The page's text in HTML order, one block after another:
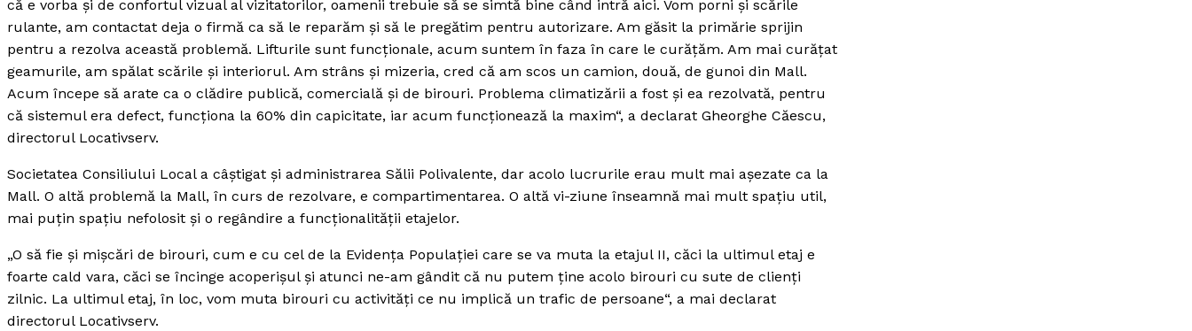
că e vorba şi de confortul vizual al vizitatorilor, oamenii trebuie să se simtă bine când intră aici. Vom porni şi scările
rulante, am contactat deja o firmă ca să le reparăm şi să le pregătim pentru autorizare. Am găsit la primărie sprijin
pentru a rezolva această problemă. Lifturile sunt funcţionale, acum suntem în faza în care le curăţăm. Am mai curăţat
geamurile, am spălat scările şi interiorul. Am strâns şi mizeria, cred că am scos un camion, două, de gunoi din Mall.
Acum începe să arate ca o clădire publică, comercială şi de birouri. Problema climatizării a fost şi ea rezolvată, pentru
că sistemul era defect, funcţiona la 60% din capicitate, iar acum funcţionează la maxim“, a declarat Gheorghe Căescu,
directorul Locativserv.
Societatea Consiliului Local a câştigat şi administrarea Sălii Polivalente, dar acolo lucrurile erau mult mai aşezate ca la
Mall. O altă problemă la Mall, în curs de rezolvare, e compartimentarea. O altă vi-ziune înseamnă mai mult spaţiu util,
mai puţin spaţiu nefolosit şi o regândire a funcţionalităţii etajelor.
„O să fie şi mişcări de birouri, cum e cu cel de la Evidenţa Populaţiei care se va muta la etajul II, căci la ultimul etaj e
foarte cald vara, căci se încinge acoperişul şi atunci ne-am gândit că nu putem ţine acolo birouri cu sute de clienţi
zilnic. La ultimul etaj, în loc, vom muta birouri cu activităţi ce nu implică un trafic de persoane“, a mai declarat
directorul Locativserv.